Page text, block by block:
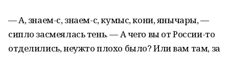
— А, знаем-с, знаем-с, кумыс, кони, янычары, —
сипло засмеялась тень. — А чего вы от России-то
отделились, неужто плохо было? Или вам там, за